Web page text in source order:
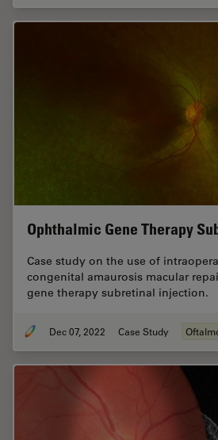
Ophthalmic Gene Therapy
Case study on the use of
congenital amaurosis macular
gene therapy subretinal injection.
Dec 07, 2022 Case Study